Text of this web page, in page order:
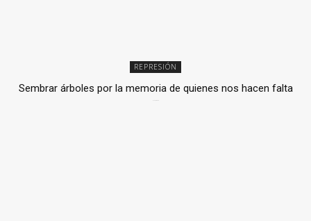
REPRESIÓN
Sembrar árboles por la memoria de quienes nos hacen falta